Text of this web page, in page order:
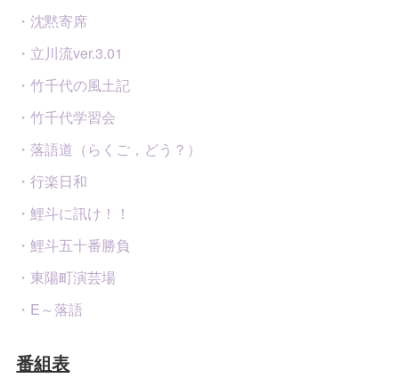
・沈黙寄席
・立川流ver.3.01
・竹千代の風土記
・竹千代学習会
・落語道（らくご，どう？）
・行楽日和
・鯉斗に訊け！！
・鯉斗五十番勝負
・東陽町演芸場
・E～落語
番組表